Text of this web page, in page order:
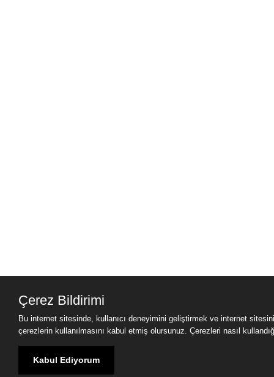
Çerez Bildirimi
Bu internet sitesinde, kullanıcı deneyimini geliştirmek ve internet
çerezlerin kullanılmasını kabul etmiş olursunuz. Çerezleri nasıl
Kabul Ediyorum